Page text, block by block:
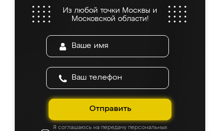
Из любой точки Москвы и
Московской области!
Отправить
Я соглашаюсь на передачу персональных